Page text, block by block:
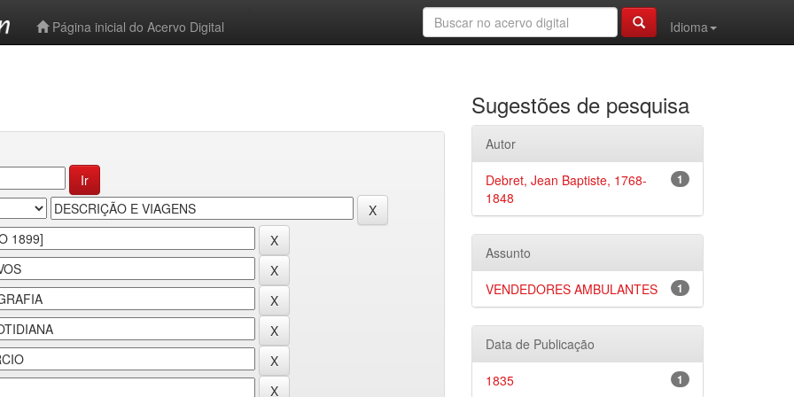
Página inicial do Acervo Digital
Idioma
Sugestões de pesquisa
Autor
1
Debret, Jean Baptiste, 1768-
1848
Assunto
1
VENDEDORES AMBULANTES
Data de Publicação
1
1835